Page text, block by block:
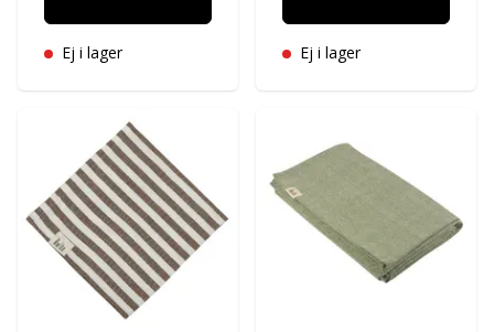
Ej i lager Ej i lager